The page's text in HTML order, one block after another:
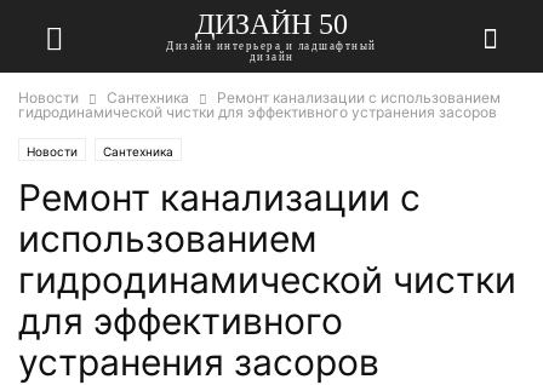
ДИЗАЙН 50
Дизайн интерьера и ладшафтный
дизайн
Новости Сантехника
Ремонт канализации с использованием
гидродинамической чистки для эффективного устранения засоров
Новости Сантехника
Ремонт канализации с
использованием
гидродинамической чистки
для эффективного
устранения засоров